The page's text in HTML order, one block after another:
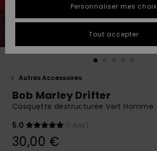
tailles
conversation
obtenir la
plus rapide
à votre
Démarrer
Autres Accessoires
Bob Marley Drifter
Casquette déstructurée Vert Homme
5.0
(1 Avis)
30,00 €
Personnaliser mes choix
Tout accepter